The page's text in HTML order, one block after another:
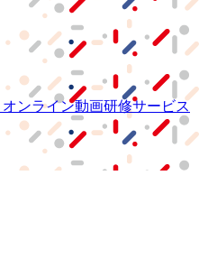
オンライン動画研修サービス